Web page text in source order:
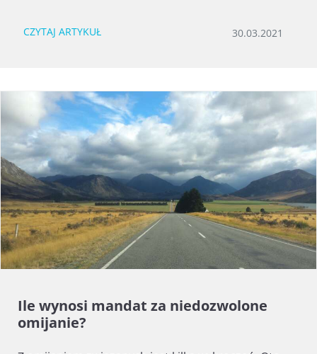
30.03.2021
CZYTAJ ARTYKUŁ
Ile wynosi mandat za niedozwolone
omijanie?